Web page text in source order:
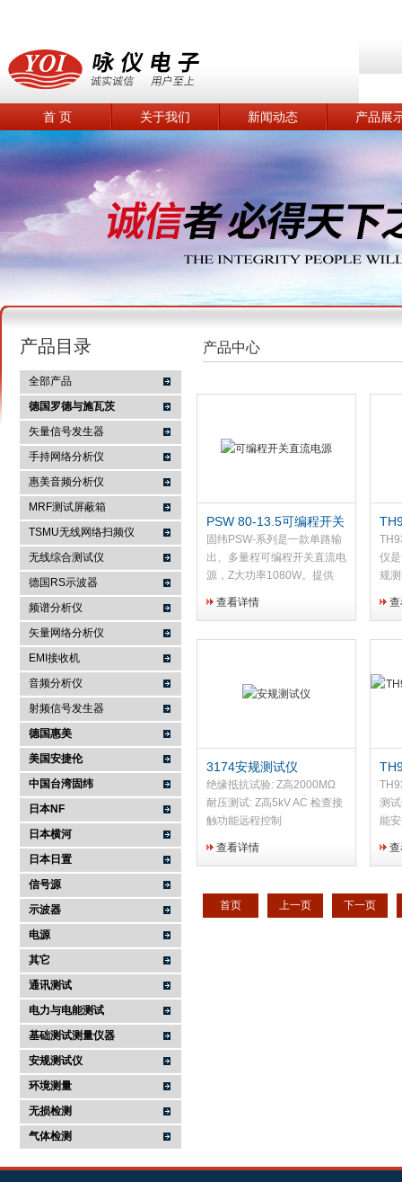
南京咏仪电子科技有限公司
首 页 关于我们 新闻动态 产品展
产品目录
全部产品
德国罗德与施瓦茨
矢量信号发生器
手持网络分析仪
惠美音频分析仪
MRF测试屏蔽箱
TSMU无线网络扫频仪
无线综合测试仪
德国RS示波器
频谱分析仪
矢量网络分析仪
EMI接收机
音频分析仪
射频信号发生器
德国惠美
美国安捷伦
中国台湾固纬
日本NF
日本横河
日本日置
信号源
示波器
电源
其它
通讯测试
电力与电能测试
基础测试测量仪器
安规测试仪
环境测量
无损检测
气体检测
产品中心
PSW 80-13.5可编程开关
直流电源
固纬PSW-系列是一款单路输
出、多量程可编程开关直流电
源，Z大功率1080W。提供
从10%~110%可选，默认设
查看详情
耐
仪
规
3174安规测试仪
绝缘抵抗试验: Z高2000MΩ
耐压测试: Z高5kV AC 检查接
触功能远程控制
查看详情
交
测
能
电
首页 上一页 下一页